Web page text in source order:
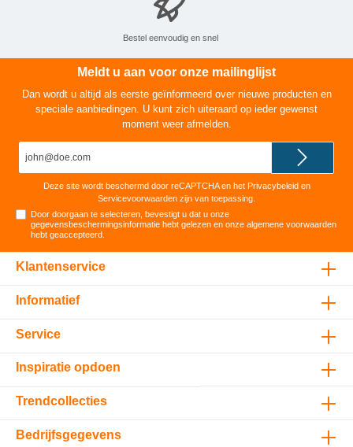
Bestel eenvoudig en snel
Meldt u aan voor onze mailinglijst
Dan wordt u altijd als eerste geïnformeerd over nieuwe producten en
speciale aanbiedingen. U kunt zich uiteraard op ieder gewenst
moment weer afmelden.
Deze site wordt beschermd door reCAPTCHA en het Privacybeleiden
Servicevoorwaarden zijn van toepassing.
Door doorgaan te selecteren, bevestigt u dat u onze
gegevensbeschermingsinformatie hebt gelezen en onzealgemene voorwaarden
hebt geaccepteerd
Klantenservice
Informatief
Service
Inspiratie opdoen
Trendcollecties
Bedrijfsgegevens